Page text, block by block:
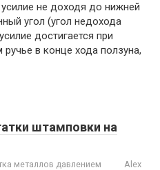
не доходя до нижней
угол (угол недохода
достигается при
в конце хода ползуна,
штамповки на
металлов давлением
Alex